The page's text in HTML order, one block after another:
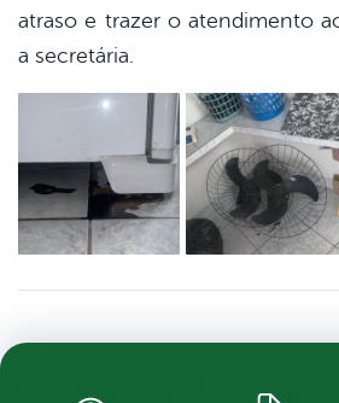
atraso e trazer o atendimento
a secretária.